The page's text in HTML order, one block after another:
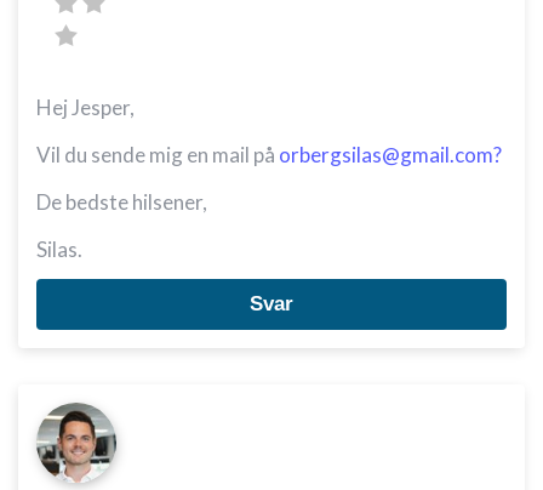
Hej Jesper,
Vil du sende mig en mail på orbergsilas@gmail.com?
De bedste hilsener,
Silas.
Svar